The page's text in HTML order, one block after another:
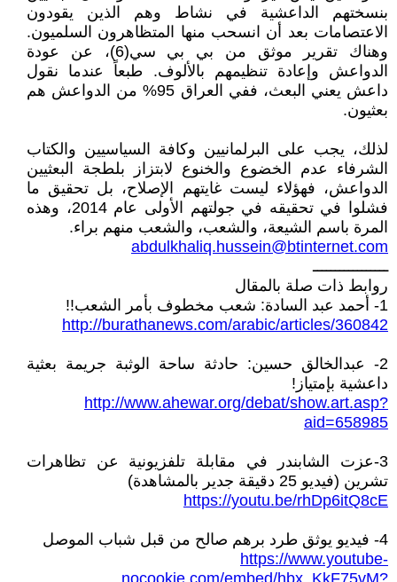
بنسختهم الداعشية في نشاط وهم الذين يقودون
الاعتصامات بعد أن انسحب منها المتظاهرون السلميون.
وهناك تقرير موثق من بي بي سي(6)، عن عودة
الدواعش وإعادة تنظيمهم بالألوف. طبعاً عندما نقول
داعش يعني البعث، ففي العراق 95% من الدواعش هم
بعثيون.
لذلك، يجب على البرلمانيين وكافة السياسيين والكتاب
الشرفاء عدم الخضوع والخنوع لابتزاز بلطجة البعثيين
الدواعش، فهؤلاء ليست غايتهم الإصلاح، بل تحقيق ما
فشلوا في تحقيقه في جولتهم الأولى عام 2014، وهذه
المرة باسم الشيعة، والشعب، والشعب منهم براء.
abdulkhaliq.hussein@btinternet.com
ـــــــــــــــــ
روابط ذات صلة بالمقال
1- أحمد عبد السادة: شعب مخطوف بأمر الشعب!!
http://burathanews.com/arabic/articles/360842
2- عبدالخالق حسين: حادثة ساحة الوثبة جريمة بعثية
داعشية بإمتياز!
http://www.ahewar.org/debat/show.art.asp?
aid=658985
3-عزت الشابندر في مقابلة تلفزيونية عن تظاهرات
تشرين (فيديو 25 دقيقة جدير بالمشاهدة)
https://youtu.be/rhDp6itQ8cE
4- فيديو يوثق طرد برهم صالح من قبل شباب الموصل
https://www.youtube-